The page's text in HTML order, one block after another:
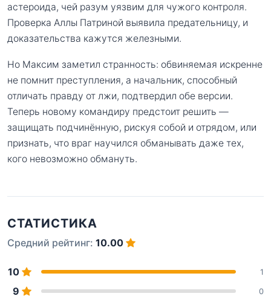
астероида, чей разум уязвим для чужого контроля.
Проверка Аллы Патриной выявила предательницу, и
доказательства кажутся железными.
Но Максим заметил странность: обвиняемая искренне
не помнит преступления, а начальник, способный
отличать правду от лжи, подтвердил обе версии.
Теперь новому командиру предстоит решить —
защищать подчинённую, рискуя собой и отрядом, или
признать, что враг научился обманывать даже тех,
кого невозможно обмануть.
СТАТИСТИКА
Средний рейтинг: 10.00
10 1
9 0